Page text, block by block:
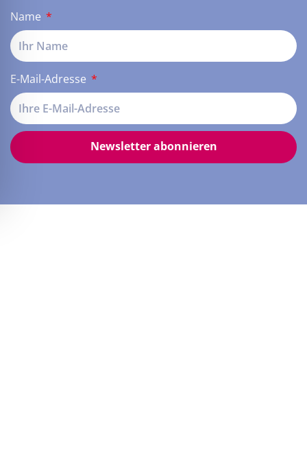
Name
E-Mail-Adresse
Newsletter abonnieren